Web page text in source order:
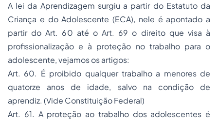
A lei da Aprendizagem surgiu a partir do Estatuto da
Criança e do Adolescente (ECA), nele é apontado a
partir do Art. 60 até o Art. 69 o direito que visa à
profissionalização e à proteção no trabalho para o
adolescente, vejamos os artigos:
Art. 60. É proibido qualquer trabalho a menores de
quatorze anos de idade, salvo na condição de
aprendiz. (Vide Constituição Federal)
Art. 61. A proteção ao trabalho dos adolescentes é